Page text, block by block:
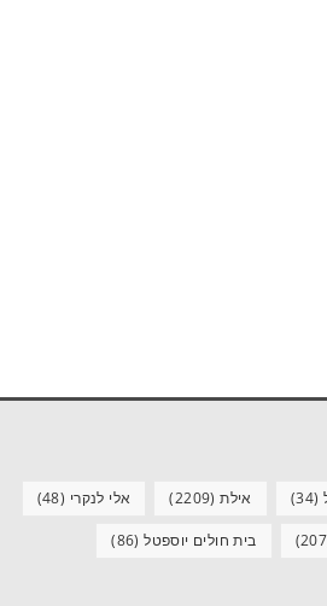
(34) אילת(2209) אלי לנקרי (48)
בית חולים יוספטל(86)